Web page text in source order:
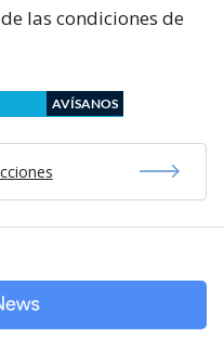
las condiciones de
AVÍSANOS